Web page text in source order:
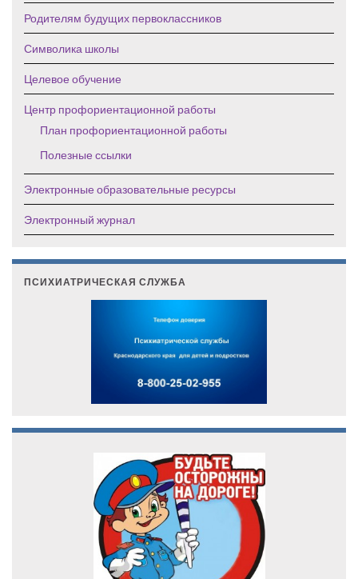
Родителям будущих первоклассников
Символика школы
Целевое обучение
Центр профориентационной работы
План профориентационной работы
Полезные ссылки
Электронные образовательные ресурсы
Электронный журнал
ПСИХИАТРИЧЕСКАЯ СЛУЖБА